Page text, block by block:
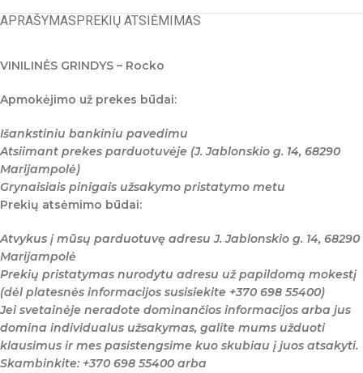
APRAŠYMASPREKIŲ ATSIĖMIMAS
VINILINĖS GRINDYS – Rocko
Apmokėjimo už prekes būdai:
Išankstiniu bankiniu pavedimu
Atsiimant prekes parduotuvėje (J. Jablonskio g. 14, 68290
Marijampolė)
Grynaisiais pinigais užsakymo pristatymo metu
Prekių atsėmimo būdai:
Atvykus į mūsų parduotuvę adresu J. Jablonskio g. 14, 68290
Marijampolė
Prekių pristatymas nurodytu adresu už papildomą mokestį
(dėl platesnės informacijos susisiekite +370 698 55400)
Jei svetainėje neradote dominančios informacijos arba jus
domina individualus užsakymas, galite mums užduoti
klausimus ir mes pasistengsime kuo skubiau į juos atsakyti.
Skambinkite: +370 698 55400 arba